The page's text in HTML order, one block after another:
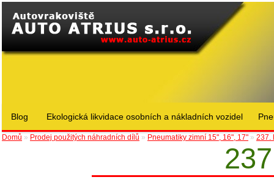
Blog Ekologická likvidace osobních a nákladních vozidel
Domů » Prodej použitých náhradních dílů » Pneumatiky zimní 15", 16", 17" » 237.